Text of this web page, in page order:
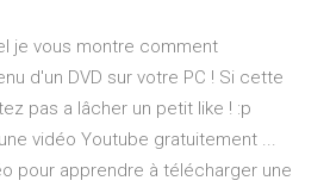
je vous montre comment
d'un DVD sur votre PC ! Si cette
pas a lâcher un petit like ! :p
vidéo Youtube gratuitement ...
pour apprendre à télécharger une